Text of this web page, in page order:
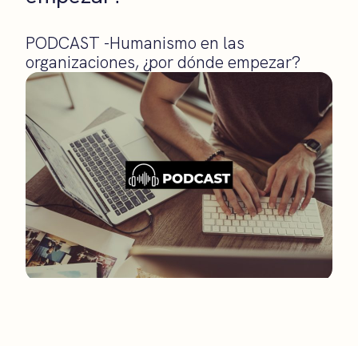
PODCAST -Humanismo en las
organizaciones, ¿por dónde empezar?